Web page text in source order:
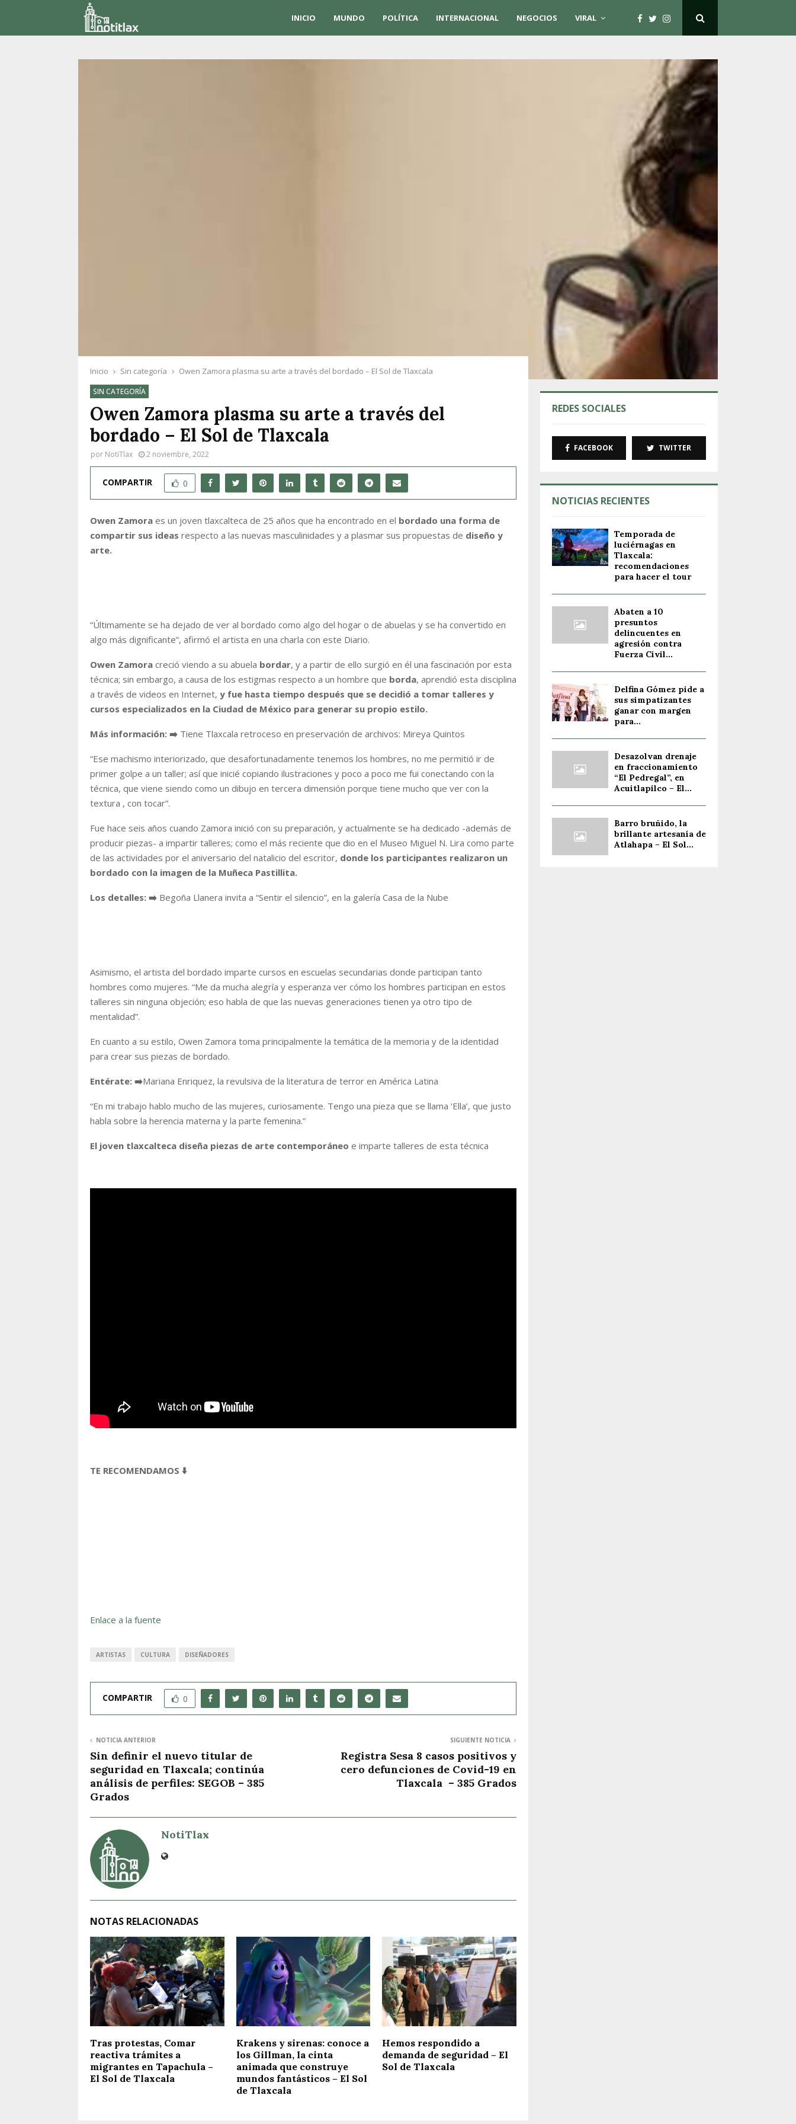
INICIO MUNDO POLÍTICA INTERNACIONAL NEGOCIOS VIRAL
Inicio Sin categoría Owen Zamora plasma su arte a través del bordado – El Sol de Tlaxcala
SIN CATEGORÍA
Owen Zamora plasma su arte a través del
bordado – El Sol de Tlaxcala
por NotiTlax 2 noviembre, 2022
COMPARTIR 0
Owen Zamora es un joven tlaxcalteca de 25 años que ha encontrado en el bordado una forma de
compartir sus ideas respecto a las nuevas masculinidades y a plasmar sus propuestas de diseño y
arte.
“Últimamente se ha dejado de ver al bordado como algo del hogar o de abuelas y se ha convertido en
algo más dignificante”, afirmó el artista en una charla con este Diario.
Owen Zamora creció viendo a su abuela bordar, y a partir de ello surgió en él una fascinación por esta
técnica; sin embargo, a causa de los estigmas respecto a un hombre que borda, aprendió esta disciplina
a través de videos en Internet, y fue hasta tiempo después que se decidió a tomar talleres y
cursos especializados en la Ciudad de México para generar su propio estilo.
Más información: ➡️ Tiene Tlaxcala retroceso en preservación de archivos: Mireya Quintos
“Ese machismo interiorizado, que desafortunadamente tenemos los hombres, no me permitió ir de
primer golpe a un taller; así que inicié copiando ilustraciones y poco a poco me fui conectando con la
técnica, que viene siendo como un dibujo en tercera dimensión porque tiene mucho que ver con la
textura , con tocar”.
Fue hace seis años cuando Zamora inició con su preparación, y actualmente se ha dedicado -además de
producir piezas- a impartir talleres; como el más reciente que dio en el Museo Miguel N. Lira como parte
de las actividades por el aniversario del natalicio del escritor, donde los participantes realizaron un
bordado con la imagen de la Muñeca Pastillita.
Los detalles: ➡️ Begoña Llanera invita a “Sentir el silencio”, en la galería Casa de la Nube
Asimismo, el artista del bordado imparte cursos en escuelas secundarias donde participan tanto
hombres como mujeres. “Me da mucha alegría y esperanza ver cómo los hombres participan en estos
talleres sin ninguna objeción; eso habla de que las nuevas generaciones tienen ya otro tipo de
mentalidad”.
En cuanto a su estilo, Owen Zamora toma principalmente la temática de la memoria y de la identidad
para crear sus piezas de bordado.
Entérate: ➡️Mariana Enriquez, la revulsiva de la literatura de terror en América Latina
“En mi trabajo hablo mucho de las mujeres, curiosamente. Tengo una pieza que se llama ‘Ella’, que justo
habla sobre la herencia materna y la parte femenina.”
El joven tlaxcalteca diseña piezas de arte contemporáneo e imparte talleres de esta técnica
TE RECOMENDAMOS ⬇️
Enlace a la fuente
ARTISTAS CULTURA DISEÑADORES
COMPARTIR 0
NOTICIA ANTERIOR
Sin definir el nuevo titular de
seguridad en Tlaxcala; continúa
análisis de perfiles: SEGOB – 385
Grados
SIGUIENTE NOTICIA
Registra Sesa 8 casos positivos y
cero defunciones de Covid-19 en
Tlaxcala – 385 Grados
NotiTlax
NOTAS RELACIONADAS
Tras protestas, Comar
reactiva trámites a
migrantes en Tapachula –
El Sol de Tlaxcala
Krakens y sirenas: conoce a
los Gillman, la cinta
animada que construye
mundos fantásticos – El Sol
de Tlaxcala
Hemos respondido a
demanda de seguridad – El
Sol de Tlaxcala
REDES SOCIALES
FACEBOOK TWITTER
NOTICIAS RECIENTES
Temporada de
luciérnagas en
Tlaxcala:
recomendaciones
para hacer el tour
Abaten a 10
presuntos
delincuentes en
agresión contra
Fuerza Civil...
Delfina Gómez pide a
sus simpatizantes
ganar con margen
para...
Desazolvan drenaje
en fraccionamiento
“El Pedregal”, en
Acuitlapilco – El...
Barro bruñido, la
brillante artesanía de
Atlahapa – El Sol...